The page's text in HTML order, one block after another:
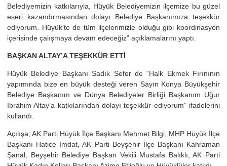
Belediyemizin katkılarıyla, Hüyük Belediyemizin ilçemize bu güzel
eseri kazandırmasından dolayı Belediye Başkanımıza teşekkür
ediyorum. Hüyük’te de tüm ilçelerimizle olduğu gibi koordinasyon
içerisinde çalışmaya devam edeceğiz” açıklamalarını yaptı.
BAŞKAN ALTAY’A TEŞEKKÜR ETTİ
Hüyük Belediye Başkanı Sadık Sefer de “Halk Ekmek Fırınının
yapımında bize en büyük desteği veren Sayın Konya Büyükşehir
Belediye Başkanım ve Dünya Belediyeler Birliği Başkanım Uğur
İbrahim Altay’a katkılarından dolayı teşekkür ediyorum” ifadelerini
kullandı.
Açılışa; AK Parti Hüyük İlçe Başkanı Mehmet Bilgi, MHP Hüyük İlçe
Başkanı Hatice İmdat, AK Parti Beyşehir İlçe Başkanı Kahraman
Şanal, Beyşehir Belediye Başkan Vekili Mustafa Balıklı, AK Parti